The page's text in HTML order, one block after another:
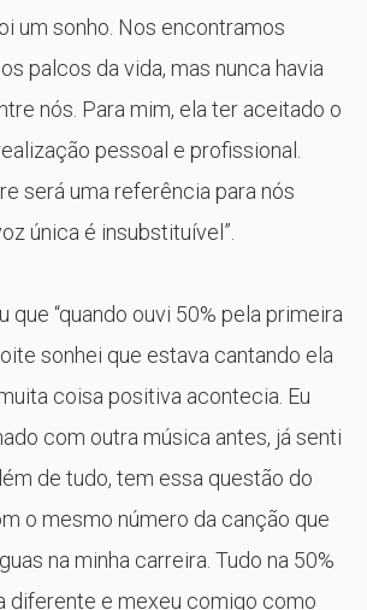
um sonho. Nos encontramos
palcos da vida, mas nunca havia
nós. Para mim, ela ter aceitado o
pessoal e profissional.
será uma referência para nós
única é insubstituível”.
que “quando ouvi 50% pela primeira
sonhei que estava cantando ela
coisa positiva acontecia. Eu
com outra música antes, já senti
de tudo, tem essa questão do
o mesmo número da canção que
na minha carreira. Tudo na 50%
diferente e mexeu comigo como